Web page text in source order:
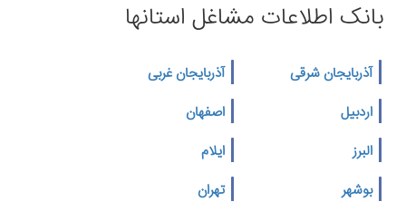
بانک اطلاعات مشاغل استانها
آذربایجان شرقی
آذربایجان غربی
اردبیل
اصفهان
البرز
ایلام
بوشهر
تهران